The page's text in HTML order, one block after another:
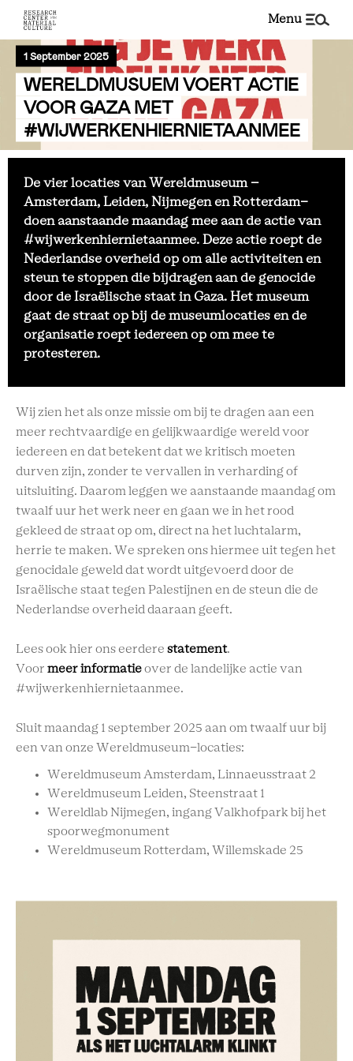
menu
1 September 2025
WERELDMUSUEM VOERT ACTIE
VOOR GAZA MET
#WIJWERKENHIERNIETAANMEE
De vier locaties van Wereldmuseum –
Amsterdam, Leiden, Nijmegen en Rotterdam-
doen aanstaande maandag mee aan de actie van
#wijwerkenhiernietaanmee. Deze actie roept de
Nederlandse overheid op om alle activiteiten en
steun te stoppen die bijdragen aan de genocide
door de Israëlische staat in Gaza. Het museum
gaat de straat op bij de museumlocaties en de
organisatie roept iedereen op om mee te
protesteren.
Wij zien het als onze missie om bij te dragen aan een
meer rechtvaardige en gelijkwaardige wereld voor
iedereen en dat betekent dat we kritisch moeten
durven zijn, zonder te vervallen in verharding of
uitsluiting. Daarom leggen we aanstaande maandag om
twaalf uur het werk neer en gaan we in het rood
gekleed de straat op om, direct na het luchtalarm,
herrie te maken. We spreken ons hiermee uit tegen het
genocidale geweld dat wordt uitgevoerd door de
Israëlische staat tegen Palestijnen en de steun die de
Nederlandse overheid daaraan geeft.
Lees ook hier ons eerdere statement.
Voor meer informatie over de landelijke actie van
#wijwerkenhiernietaanmee.
Sluit maandag 1 september 2025 aan om twaalf uur bij
een van onze Wereldmuseum-locaties:
Wereldmuseum Amsterdam, Linnaeusstraat 2
Wereldmuseum Leiden, Steenstraat 1
Wereldlab Nijmegen, ingang Valkhofpark bij het
spoorwegmonument
Wereldmuseum Rotterdam, Willemskade 25